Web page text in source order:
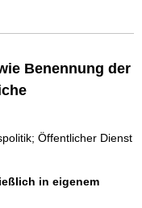
Benennung der
Öffentlicher Dienst
in eigenem